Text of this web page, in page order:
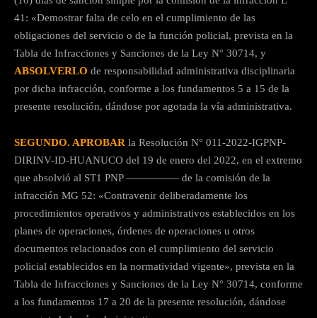
41: «Demostrar falta de celo en el cumplimiento de las
obligaciones del servicio o de la función policial, prevista en la
Tabla de Infracciones y Sanciones de la Ley N° 30714, y
ABSOLVERLO de responsabilidad administrativa disciplinaria
por dicha infracción, conforme a los fundamentos 5 a 15 de la
presente resolución, dándose por agotada la vía administrativa.
SEGUNDO. APROBAR la Resolución N° 011-2022-IGPNP-
DIRINV-ID-HUANUCO del 19 de enero del 2022, en el extremo
que absolvió al ST1 PNP ————— de la comisión de la
infracción MG 52: «Contravenir deliberadamente los
procedimientos operativos y administrativos establecidos en los
planes de operaciones, órdenes de operaciones u otros
documentos relacionados con el cumplimiento del servicio
policial establecidos en la normatividad vigente», prevista en la
Tabla de Infracciones y Sanciones de la Ley N° 30714, conforme
a los fundamentos 17 a 20 de la presente resolución, dándose